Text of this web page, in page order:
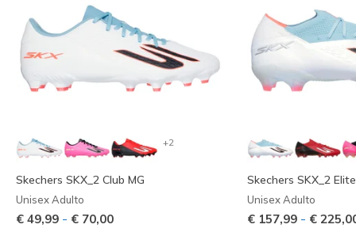
+2
Skechers SKX_2 Club MG
Unisex Adulto
€ 49,99 - € 70,00
Skechers SKX_2
Unisex Adulto
€ 157,99 - €